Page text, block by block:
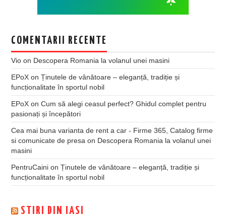
COMENTARII RECENTE
Vio on Descopera Romania la volanul unei masini
EPoX onȚinutele de vânătoare – eleganță, tradiție și
funcționalitate în sportul nobil
EPoX onCum să alegi ceasul perfect? Ghidul complet pentru
pasionați și începători
Cea mai buna varianta de rent a car - Firme 365, Catalog firme
si comunicate de presa on Descopera Romania la volanul unei
masini
PentruCaini onȚinutele de vânătoare – eleganță, tradiție și
funcționalitate în sportul nobil
STIRI DIN IASI